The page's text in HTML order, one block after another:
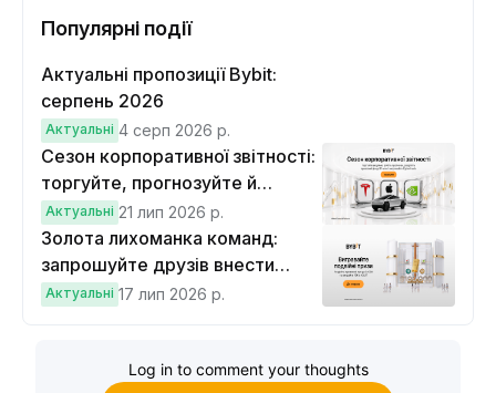
Популярні події
Актуальні пропозиції Bybit:
серпень 2026
Актуальні 4 серп 2026 р.
Сезон корпоративної звітності:
торгуйте, прогнозуйте й
вигравайте Cybertruck
Актуальні 21 лип 2026 р.
Золота лихоманка команд:
запрошуйте друзів внести
депозит на $100 і торгувати на
Актуальні 17 лип 2026 р.
Log in to comment your thoughts